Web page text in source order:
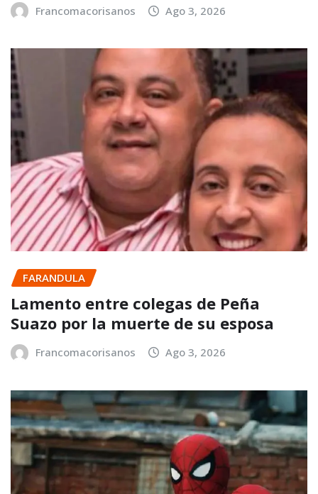
Francomacorisanos Ago 3, 2026
FARANDULA
Lamento entre colegas de Peña
Suazo por la muerte de su esposa
Francomacorisanos Ago 3, 2026